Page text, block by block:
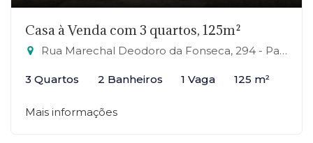
Casa à Venda com 3 quartos, 125m²
Rua Marechal Deodoro da Fonseca, 294 - Parque São Vicente, Mauá-SP
3 Quartos 2 Banheiros 1 Vaga 125 m²
Mais informações